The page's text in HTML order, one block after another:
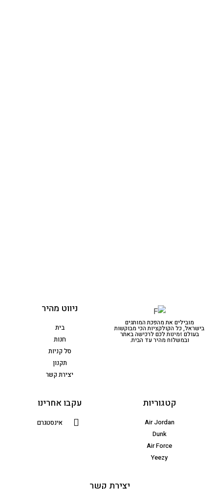
מובילים את מהפכת המותגים
בישראל, כל הקולקציות הכי מבוקשות
בעולם זמינות לכם לרכישה באתר
ובמשלוח מהיר עד הבית.
ניווט מהיר
בית
חנות
סל קניות
תקנון
יצירת קשר
קטגוריות
Air Jordan
Dunk
Air Force
Yeezy
עקבו אחרינו
אינסטגרם
יצירת קשר